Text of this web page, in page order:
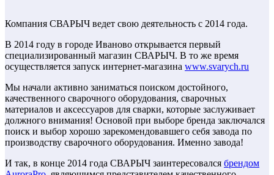
Компания СВАРЫЧ ведет свою деятельность с 2014 года.
В 2014 году в городе Иваново открывается первый
специализированный магазин СВАРЫЧ. В то же время
осуществляется запуск интернет-магазина www.svarych.ru
Мы начали активно заниматься поиском достойного,
качественного сварочного оборудования, сварочных
материалов и аксессуаров для сварки, которые заслуживает
должного внимания! Основой при выборе бренда заключался
поиск и выбор хорошо зарекомендовавшего себя завода по
производству сварочного оборудования. Именно завода!
И так, в конце 2014 года СВАРЫЧ заинтересовался брендом